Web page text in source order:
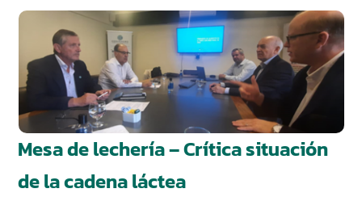
Mesa de lechería – Crítica situación
de la cadena láctea